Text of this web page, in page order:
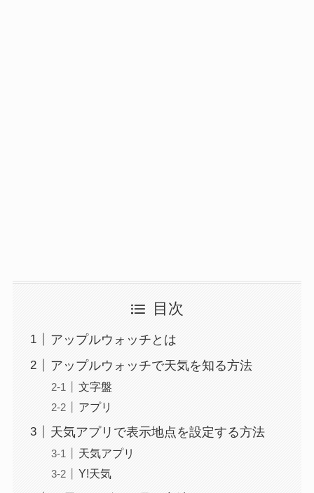
目次
アップルウォッチとは
アップルウォッチで天気を知る方法
文字盤
アプリ
天気アプリで表示地点を設定する方法
天気アプリ
Y!天気